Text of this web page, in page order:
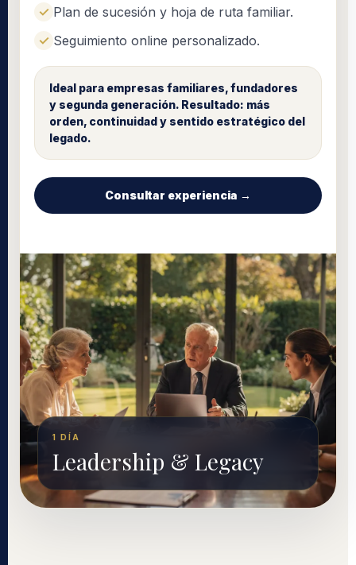
Plan de sucesión y hoja de ruta familiar.
Seguimiento online personalizado.
Ideal para empresas familiares, fundadores
y segunda generación. Resultado: más
orden, continuidad y sentido estratégico del
legado.
Consultar experiencia →
1 DÍA
Leadership & Legacy